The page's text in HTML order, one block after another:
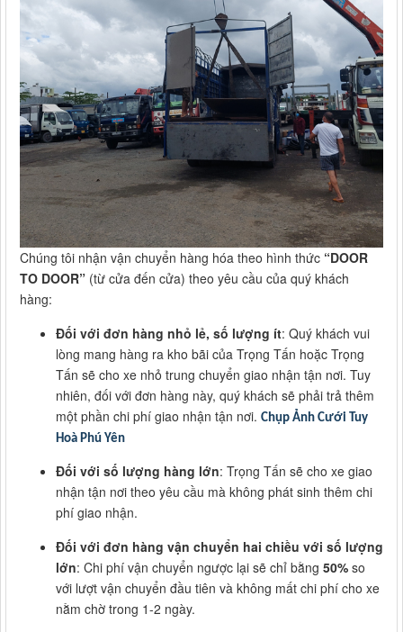
Chúng tôi nhận vận chuyển hàng hóa theo hình thức “DOOR
TO DOOR” (từ cửa đến cửa) theo yêu cầu của quý khách
hàng:
Đối với đơn hàng nhỏ lẻ, số lượng ít: Quý khách vui
lòng mang hàng ra kho bãi của Trọng Tấn hoặc Trọng
Tấn sẽ cho xe nhỏ trung chuyển giao nhận tận nơi. Tuy
nhiên, đối với đơn hàng này, quý khách sẽ phải trả thêm
một phần chi phí giao nhận tận nơi. Chụp Ảnh Cưới Tuy
Hoà Phú Yên
Đối với số lượng hàng lớn: Trọng Tấn sẽ cho xe giao
nhận tận nơi theo yêu cầu mà không phát sinh thêm chi
phí giao nhận.
Đối với đơn hàng vận chuyển hai chiều với số lượng
lớn: Chi phí vận chuyển ngược lại sẽ chỉ bằng 50% so
với lượt vận chuyển đầu tiên và không mất chi phí cho xe
nằm chờ trong 1-2 ngày.